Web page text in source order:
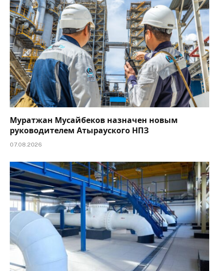
Муратжан Мусайбеков назначен новым
руководителем Атырауского НПЗ
07.08.2026